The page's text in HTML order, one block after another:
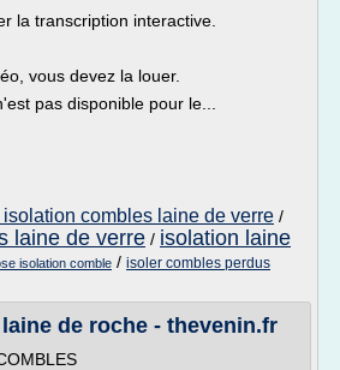
la transcription interactive.
vous devez la louer.
pas disponible pour le...
isolation combles laine de verre /
laine de verre / isolation laine
isolation comble / isoler combles perdus
de roche - thevenin.fr